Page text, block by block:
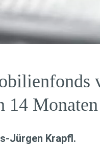
14 Monaten
Jürgen Krapfl.